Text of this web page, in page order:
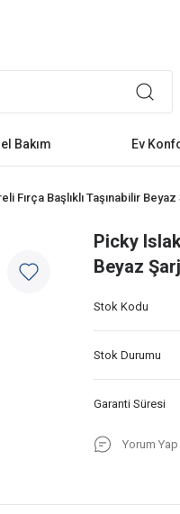
Bakım Ev
Fırça Başlıklı Taşınabilir
Picky
Beyaz
Stok Kodu
Stok Durumu
Garanti Süresi
Yorum Yap